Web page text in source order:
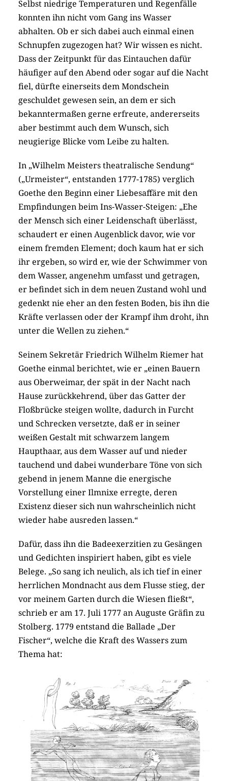
Selbst niedrige Temperaturen und Regenfälle
konnten ihn nicht vom Gang ins Wasser
abhalten. Ob er sich dabei auch einmal einen
Schnupfen zugezogen hat? Wir wissen es nicht.
Dass der Zeitpunkt für das Eintauchen dafür
häufiger auf den Abend oder sogar auf die Nacht
fiel, dürfte einerseits dem Mondschein
geschuldet gewesen sein, an dem er sich
bekanntermaßen gerne erfreute, andererseits
aber bestimmt auch dem Wunsch, sich
neugierige Blicke vom Leibe zu halten.
In „Wilhelm Meisters theatralische Sendung“
(„Urmeister“, entstanden 1777-1785) verglich
Goethe den Beginn einer Liebesaffäre mit den
Empfindungen beim Ins-Wasser-Steigen: „Ehe
der Mensch sich einer Leidenschaft überlässt,
schaudert er einen Augenblick davor, wie vor
einem fremden Element; doch kaum hat er sich
ihr ergeben, so wird er, wie der Schwimmer von
dem Wasser, angenehm umfasst und getragen,
er befindet sich in dem neuen Zustand wohl und
gedenkt nie eher an den festen Boden, bis ihn die
Kräfte verlassen oder der Krampf ihm droht, ihn
unter die Wellen zu ziehen.“
Seinem Sekretär Friedrich Wilhelm Riemer hat
Goethe einmal berichtet, wie er „einen Bauern
aus Oberweimar, der spät in der Nacht nach
Hause zurückkehrend, über das Gatter der
Floßbrücke steigen wollte, dadurch in Furcht
und Schrecken versetzte, daß er in seiner
weißen Gestalt mit schwarzem langem
Haupthaar, aus dem Wasser auf und nieder
tauchend und dabei wunderbare Töne von sich
gebend in jenem Manne die energische
Vorstellung einer Ilmnixe erregte, deren
Existenz dieser sich nun wahrscheinlich nicht
wieder habe ausreden lassen.“
Dafür, dass ihn die Badeexerzitien zu Gesängen
und Gedichten inspiriert haben, gibt es viele
Belege. „So sang ich neulich, als ich tief in einer
herrlichen Mondnacht aus dem Flusse stieg, der
vor meinem Garten durch die Wiesen fließt“,
schrieb er am 17. Juli 1777 an Auguste Gräfin zu
Stolberg. 1779 entstand die Ballade „Der
Fischer“, welche die Kraft des Wassers zum
Thema hat: